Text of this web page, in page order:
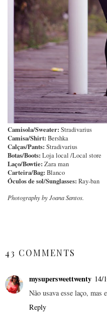
Camisola/Sweater: Stradivarius
Camisa/Shirt: Bershka
Calças/Pants: Stradivarius
Botas/Boots: Loja local /Local store
Laço/Bowtie: Zara man
Carteira/Bag: Blanco
Óculos de sol/Sunglasses: Ray-ban
Photography by Joana Santos.
43 COMMENTS
mysupersweettwenty 14/
Não usava esse laço,
Reply